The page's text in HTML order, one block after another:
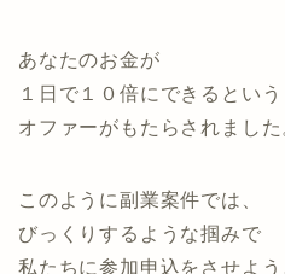
あなたのお金が
１日で１０倍にできるという
オファーがもたらされました
このように副業案件では、
びっくりするような掴みで
私たちに参加申込をさせよう